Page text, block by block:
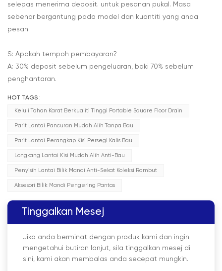
selepas menerima deposit. untuk pesanan pukal. Masa
sebenar bergantung pada model dan kuantiti yang anda
pesan.
S: Apakah tempoh pembayaran?
A: 30% deposit sebelum pengeluaran, baki 70% sebelum
penghantaran.
HOT TAGS :
Keluli Tahan Karat Berkualiti Tinggi Portable Square Floor Drain
Parit Lantai Pancuran Mudah Alih Tanpa Bau
Parit Lantai Perangkap Kisi Persegi Kalis Bau
Longkang Lantai Kisi Mudah Alih Anti-Bau
Penyisih Lantai Bilik Mandi Anti-Sekat Koleksi Rambut
Aksesori Bilik Mandi Pengering Pantas
Tinggalkan Mesej
Jika anda berminat dengan produk kami dan ingin
mengetahui butiran lanjut, sila tinggalkan mesej di
sini, kami akan membalas anda secepat mungkin.